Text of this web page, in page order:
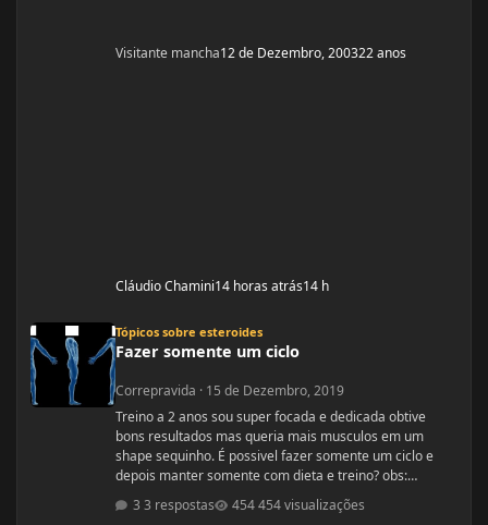
Visitante mancha12 de Dezembro, 200322 anos
Cláudio Chamini14 horas atrás14 h
Tópicos sobre esteroides
Fazer somente um ciclo
Correpravida · 15 de Dezembro, 2019
Treino a 2 anos sou super focada e dedicada obtive
bons resultados mas queria mais musculos em um
shape sequinho. É possivel fazer somente um ciclo e
depois manter somente com dieta e treino? obs:
desculpe se ja tiver esse tópico, procurei mais não
encontrei
3 respostas 454 visualizações